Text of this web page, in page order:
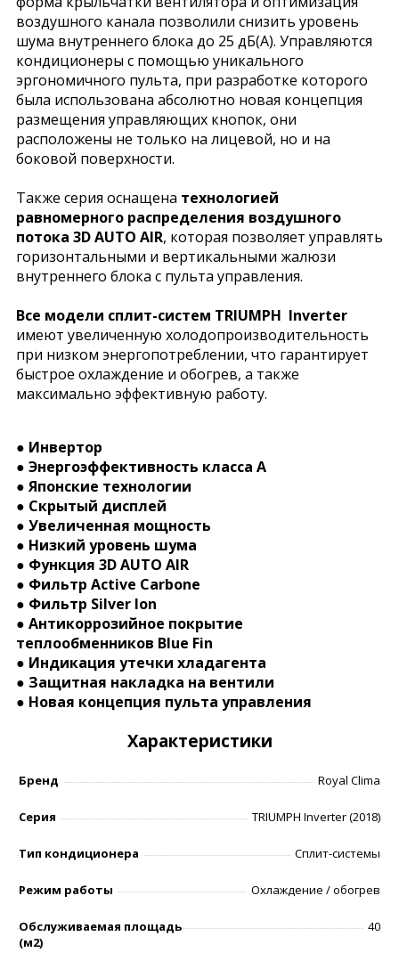
воздушного канала позволили снизить уровень
шума внутреннего блока до 25 дБ(А). Управляются
кондиционеры с помощью уникального
эргономичного пульта, при разработке которого
была использована абсолютно новая концепция
размещения управляющих кнопок, они
расположены не только на лицевой, но и на
боковой поверхности.
Также серия оснащена технологией
равномерного распределения воздушного
потока 3D AUTO AIR, которая позволяет управлять
горизонтальными и вертикальными жалюзи
внутреннего блока с пульта управления.
Все модели сплит-систем TRIUMPH Inverter
имеют увеличенную холодопроизводительность
при низком энергопотреблении, что гарантирует
быстрое охлаждение и обогрев, а также
максимально эффективную работу.
● Инвертор
● Энергоэффективность класса А
● Японские технологии
● Скрытый дисплей
● Увеличенная мощность
● Низкий уровень шума
● Функция 3D AUTO AIR
● Фильтр Active Carbone
● Фильтр Silver Ion
● Антикоррозийное покрытие
теплообменников Blue Fin
● Индикация утечки хладагента
● Защитная накладка на вентили
● Новая концепция пульта управления
Характеристики
Бренд Royal Clima
Серия TRIUMPH Inverter (2018)
Тип кондиционера Сплит-системы
Режим работы Охлаждение / обогрев
Обслуживаемая площадь
(м2)
40